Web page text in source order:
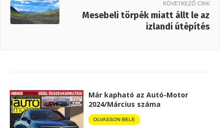
KÖVETKEZŐ CIKK
Mesebeli törpék miatt állt le az
izlandi útépítés
Már kapható az Autó-Motor
2024/Március száma
OLVASSON BELE